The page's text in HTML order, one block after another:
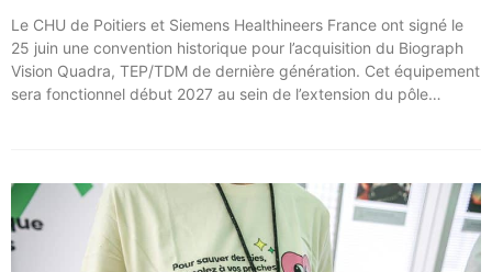
Le CHU de Poitiers et Siemens Healthineers France ont signé le
25 juin une convention historique pour l’acquisition du Biograph
Vision Quadra, TEP/TDM de dernière génération. Cet équipement
sera fonctionnel début 2027 au sein de l’extension du pôle
l’acquisition et l’installation de l’équipement au cœur même du
pôle régional de cancérologie.